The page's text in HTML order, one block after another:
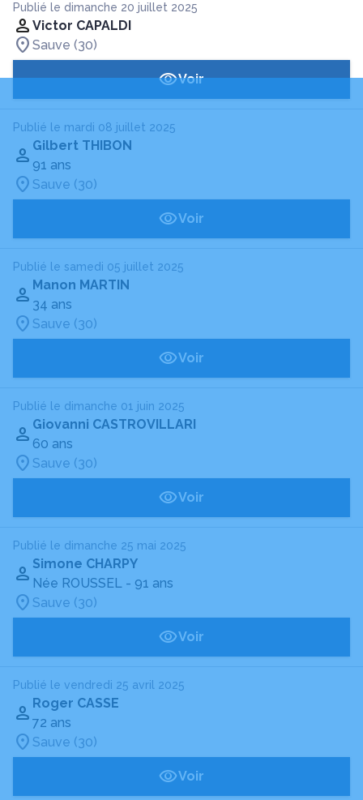
Publié le dimanche 20 juillet 2025
Victor CAPALDI
Sauve (30)
Voir
Publié le mardi 08 juillet 2025
Gilbert THIBON
91 ans
Sauve (30)
Voir
Publié le samedi 05 juillet 2025
Manon MARTIN
34 ans
Sauve (30)
Voir
Publié le dimanche 01 juin 2025
Giovanni CASTROVILLARI
60 ans
Sauve (30)
Voir
Publié le dimanche 25 mai 2025
Simone CHARPY
Née ROUSSEL - 91 ans
Sauve (30)
Voir
Publié le vendredi 25 avril 2025
Roger CASSE
72 ans
Sauve (30)
Voir